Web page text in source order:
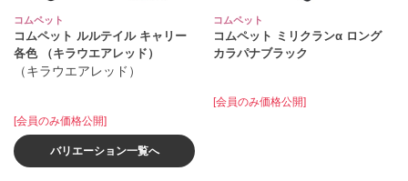
コムペット
コムペット ルルテイル キャリー
各色 （キラウエアレッド）
（キラウエアレッド）
[会員のみ価格公開]
バリエーション一覧へ
コムペット
コムペット ミリクランα ロング
カラパナブラック
[会員のみ価格公開]